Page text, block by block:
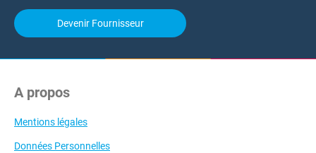
Devenir Fournisseur
A propos
Mentions légales
Données Personnelles